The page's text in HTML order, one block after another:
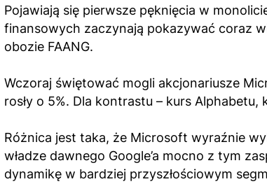
Pojawiają się pierwsze pęknięcia w
finansowych zaczynają pokazywać coraz
obozie FAANG.
Wczoraj świętować mogli akcjonariusze
rosły o 5%. Dla kontrastu – kurs
Różnica jest taka, że Microsoft wyraźnie
władze dawnego Google’a mocno z tym
dynamikę w bardziej przyszłościowym